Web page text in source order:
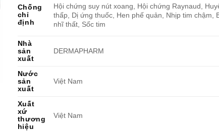
Chống
chỉ
định
Hội chứng suy nút xoang, Hội chứng Raynaud,
thấp, Dị ứng thuốc, Hen phế quản, Nhịp tim chậm,
nhĩ thất, Sốc tim
Nhà
sản
xuất
DERMAPHARM
Nước
sản
xuất
Việt Nam
Xuất
xứ
thương
hiệu
Việt Nam